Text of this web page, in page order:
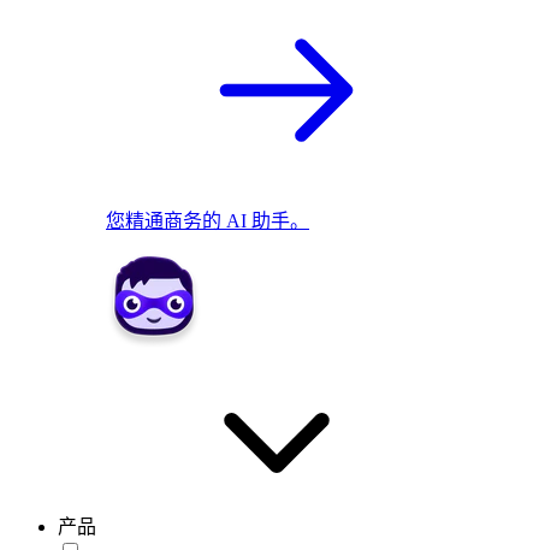
您精通商务的 AI 助手。
产品